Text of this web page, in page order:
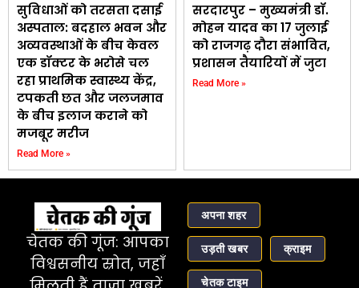
सुविधाओं को तरसता दसाई
अस्पताल: बदहाल भवन और
अव्यवस्थाओं के बीच केवल
एक डॉक्टर के भरोसे चल
रहा प्राथमिक स्वास्थ्य केंद्र,
टपकती छत और जलजमाव
के बीच इलाज कराने को
मजबूर मरीज
Read More »
सरदारपुर – मुख्यमंत्री डॉ.
मोहन यादव का 17 जुलाई
को राजगढ़ दौरा संभावित,
प्रशासन तैयारियों में जुटा
Read More »
चेतक की गूंज: आपका
विश्वसनीय स्रोत, जहाँ
अपना शहर
उड़ती खबर क्राइम
चेतक टाइम